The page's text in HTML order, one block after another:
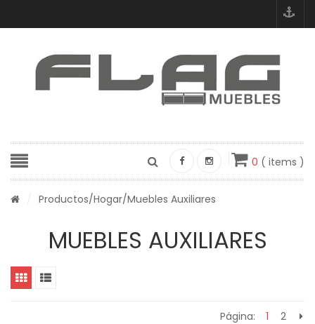
0 ( items )
Productos/Hogar/Muebles Auxiliares
MUEBLES AUXILIARES
Página: 1 2